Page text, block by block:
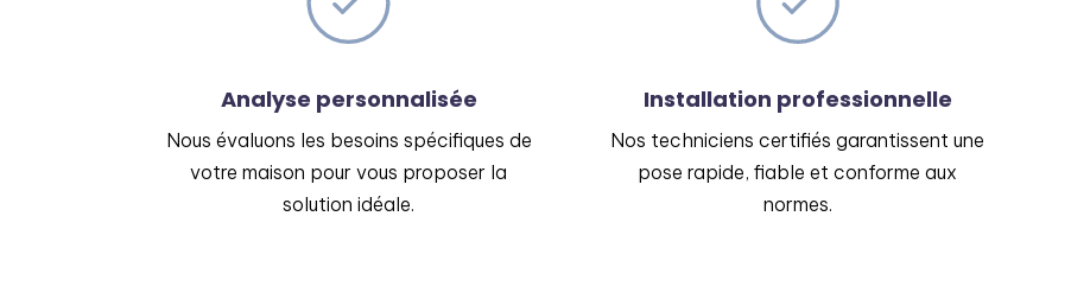
Analyse personnalisée
Nous évaluons les besoins spécifiques de
votre maison pour vous proposer la
solution idéale.
Installation professionnelle
Nos techniciens certifiés garantissent une
pose rapide, fiable et conforme aux
normes.